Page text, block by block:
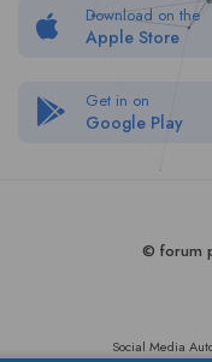
Download on the
Apple Store
Get in on
Google Play
© forum
Social Media